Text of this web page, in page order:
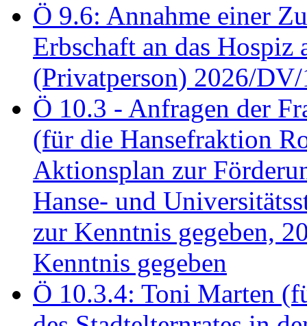
Ö 9.6: Annahme einer
Erbschaft an das
(Privatperson) 2026/DV/
Ö 10.3 - Anfragen der
(für die Hansefraktion
Aktionsplan zur
Hanse- und
zur Kenntnis gegeben,
Kenntnis gegeben
Ö 10.3.4: Toni Marten